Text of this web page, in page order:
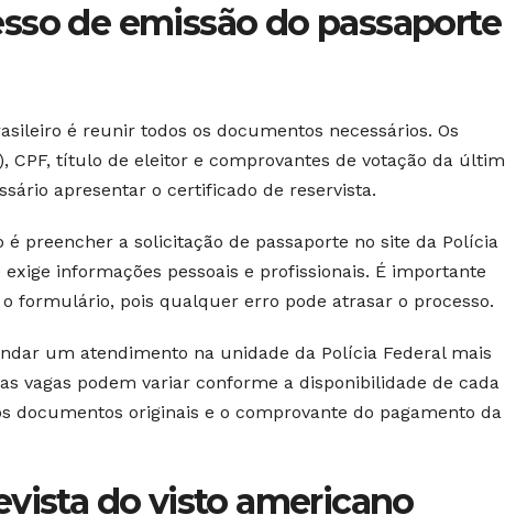
de emissão do passaporte
é reunir todos os documentos necessários. Os
CPF, título de eleitor e comprovantes de votação da
apresentar o certificado de reservista.
preencher a solicitação de passaporte no site da Polícia
informações pessoais e profissionais. É importante
formulário, pois qualquer erro pode atrasar o processo.
um atendimento na unidade da Polícia Federal mais
vagas podem variar conforme a disponibilidade de cada
documentos originais e o comprovante do pagamento
do visto americano